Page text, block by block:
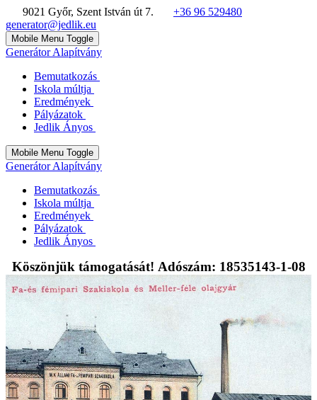
9021 Győr, Szent István út 7.
+36 96 529480
generator@jedlik.eu
Mobile Menu Toggle
Generátor Alapítvány
Bemutatkozás
Iskola múltja
Eredmények
Pályázatok
Jedlik Ányos
Mobile Menu Toggle
Generátor Alapítvány
Bemutatkozás
Iskola múltja
Eredmények
Pályázatok
Jedlik Ányos
Köszönjük támogatását! Adószám: 18535143-1-08